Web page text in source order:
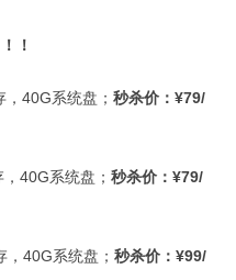
！
40G系统盘； 秒杀价： ¥79/
40G系统盘； 秒杀价： ¥79/
， 40G系统盘； 秒杀价： ¥99/